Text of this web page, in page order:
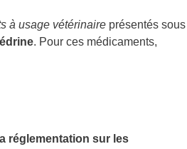
à usage vétérinaire présentés sous
. Pour ces médicaments,
réglementation sur les